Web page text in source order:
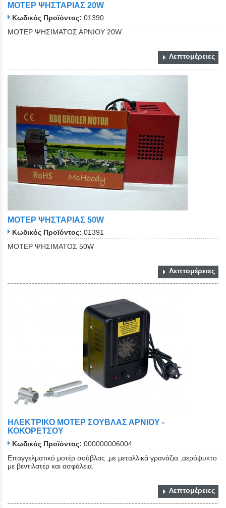
ΜΟΤΕΡ ΨΗΣΤΑΡΙΑΣ 20W
Κωδικός Προϊόντος: 01390
ΜΟΤΕΡ ΨΗΣΙΜΑΤΟΣ ΑΡΝΙΟΥ 20W
Λεπτομέρειες
ΜΟΤΕΡ ΨΗΣΤΑΡΙΑΣ 50W
Κωδικός Προϊόντος: 01391
ΜΟΤΕΡ ΨΗΣΙΜΑΤΟΣ 50W
Λεπτομέρειες
ΗΛΕΚΤΡΙΚΟ ΜΟΤΕΡ ΣΟΥΒΛΑΣ ΑΡΝΙΟΥ -
ΚΟΚΟΡΕΤΣΟΥ
Κωδικός Προϊόντος: 000000006004
Επαγγελματικό μοτέρ σούβλας ,με μεταλλικά γρανάζια ,αερόψυκτο
με βεντιλατέρ και ασφάλεια.
Λεπτομέρειες